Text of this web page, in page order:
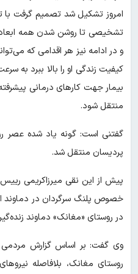
امروز تشکیل شد تصمیم گرفت
تشخیصی تا روشن شدن همه ابعاد
و در ادامه نیز هر اقدامی که
کیفیت زندگی او را بالا ببرد به
بیمار جهت کارهای درمانی
منتقل شود.
گفتنی است: گونه یاد شده عصر
پردیسان منتقل شد.
پیش از این نقی میرزاکریمی
خصوص پلنگ سرگردان در دماوند
در روستای «مغانک» دماوند
وی گفت: بر اساس گزارش مردمی
روستای مغانک، بلافاصله